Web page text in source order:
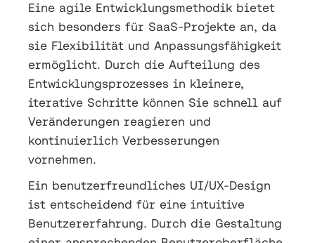
Eine agile Entwicklungsmethodik bietet
sich besonders für SaaS-Projekte an, da
sie Flexibilität und Anpassungsfähigkeit
ermöglicht. Durch die Aufteilung des
Entwicklungsprozesses in kleinere,
iterative Schritte können Sie schnell auf
Veränderungen reagieren und
kontinuierlich Verbesserungen
vornehmen.
Ein benutzerfreundliches UI/UX-Design
ist entscheidend für eine intuitive
Benutzererfahrung. Durch die Gestaltung